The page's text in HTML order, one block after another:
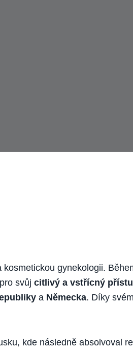
gynekologii.
svůj citlivý a vstřícný
a Německa. Díky
kde následně absolvoval